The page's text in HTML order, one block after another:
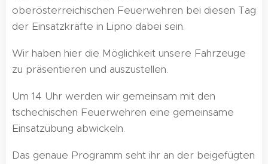
oberösterreichischen Feuerwehren bei diesen Tag
der Einsatzkräfte in Lipno dabei sein.
Wir haben hier die Möglichkeit unsere Fahrzeuge
zu präsentieren und auszustellen.
Um 14 Uhr werden wir gemeinsam mit den
tschechischen Feuerwehren eine gemeinsame
Einsatzübung abwickeln.
Das genaue Programm seht ihr an der beigefügten